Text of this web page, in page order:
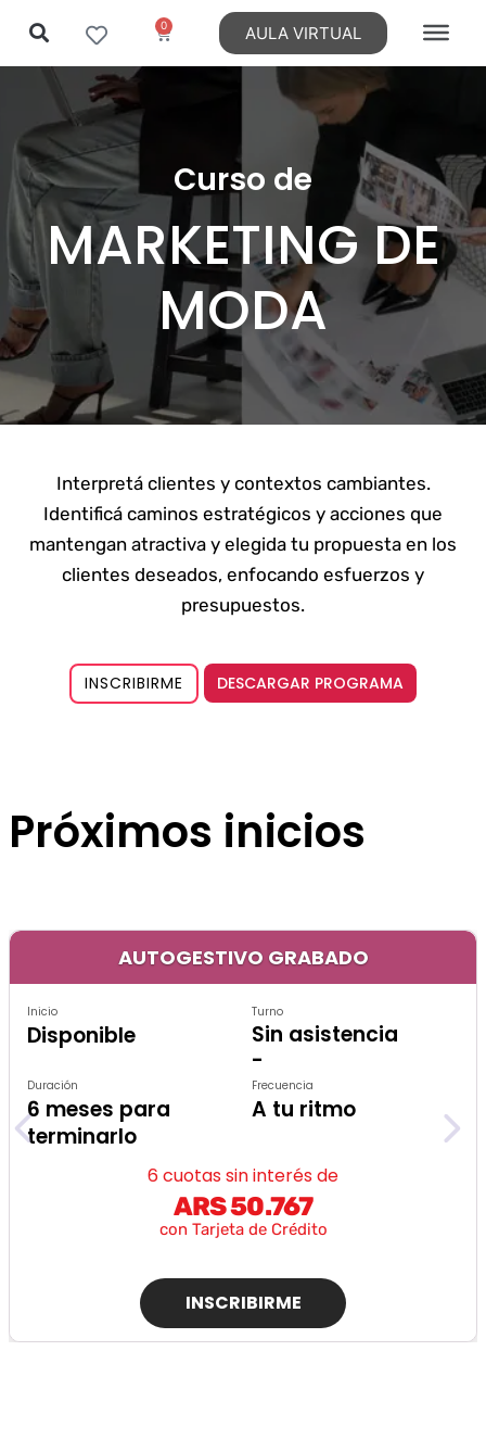
contenido
0 AULA VIRTUAL
Curso de
MARKETING DE
MODA
Interpretá clientes y contextos cambiantes.
Identificá caminos estratégicos y acciones que
mantengan atractiva y elegida tu propuesta en los
clientes deseados, enfocando esfuerzos y
presupuestos.
INSCRIBIRME DESCARGAR PROGRAMA
Próximos inicios
AUTOGESTIVO GRABADO
Inicio
Disponible
Turno
Sin asistencia
-
Duración
6 meses para
terminarlo
Frecuencia
A tu ritmo
6 cuotas sin interés de
ARS 50.767
con Tarjeta de Crédito
INSCRIBIRME